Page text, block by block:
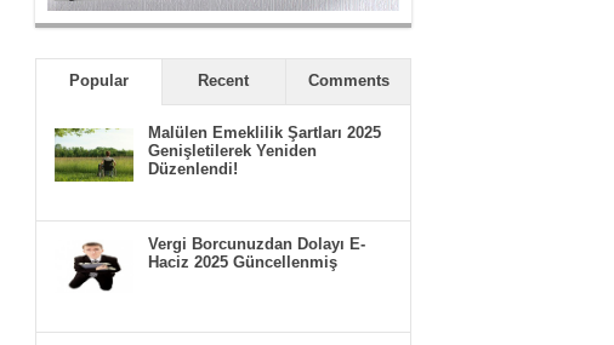
Popular Recent Comments
Malülen Emeklilik Şartları 2025
Genişletilerek Yeniden
Düzenlendi!
Vergi Borcunuzdan Dolayı E-
Haciz 2025 Güncellenmiş